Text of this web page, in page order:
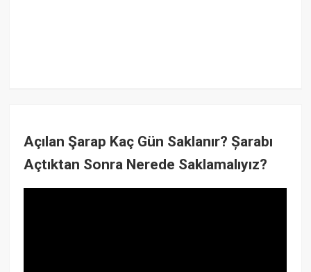
Açılan Şarap Kaç Gün Saklanır? Șarabı
Açtıktan Sonra Nerede Saklamalıyız?